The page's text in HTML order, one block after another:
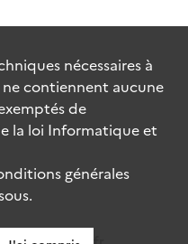
data.gouv.fr
nécessaires à
contiennent aucune
de
la loi Informatique et
générales